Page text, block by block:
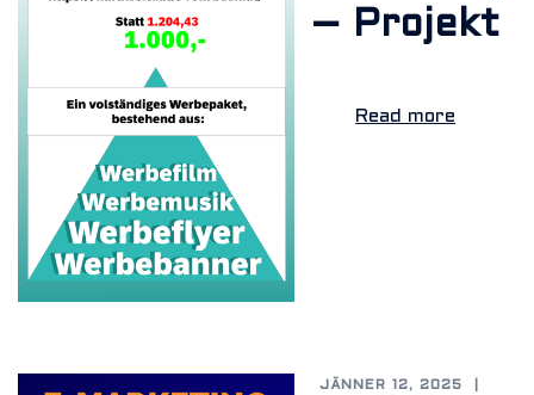
– Projekt
Read more
JÄNNER 12, 2025